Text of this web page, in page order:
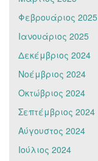
Φεβρουάριος 2025
Ιανουάριος 2025
Δεκέμβριος 2024
Νοέμβριος 2024
Οκτώβριος 2024
Σεπτέμβριος 2024
Αύγουστος 2024
Ιούλιος 2024